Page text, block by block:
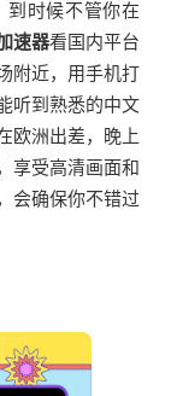
到时候不管你在
速器看国内平台
附近，用手机打
听到熟悉的中文
欧洲出差，晚上
享受高清画面和
会确保你不错过